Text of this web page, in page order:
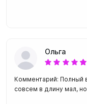
Ольга
Комментарий: Полный
совсем в длину мал,